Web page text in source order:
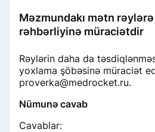
Məzmundakı mətn
rəhbərliyinə müraciətdir
Rəylərin daha da
yoxlama şöbəsinə müraciət
proverka@medrocket.ru.
Nümunə cavab
Cavablar: